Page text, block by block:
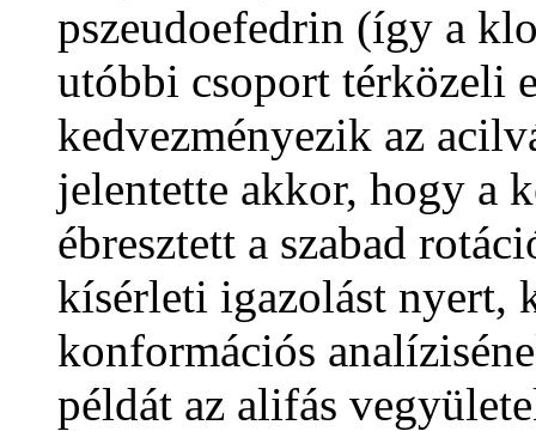
pszeudoefedrin (így a
utóbbi csoport térközeli
kedvezményezik az
jelentette akkor, hogy a
ébresztett a szabad
kísérleti igazolást nyert,
konformációs
példát az alifás